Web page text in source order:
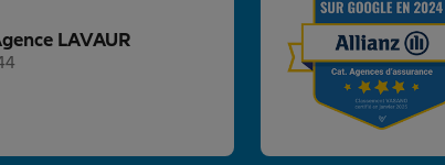
LAVAUR